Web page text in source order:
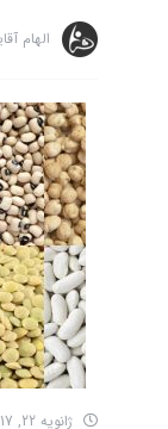
الهام
ژانویه 22, 2017